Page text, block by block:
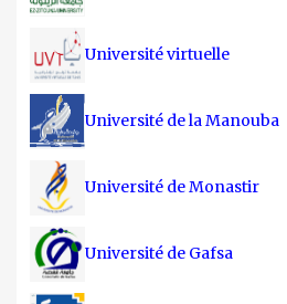
Université virtuelle
Université de la Manouba
Université de Monastir
Université de Gafsa